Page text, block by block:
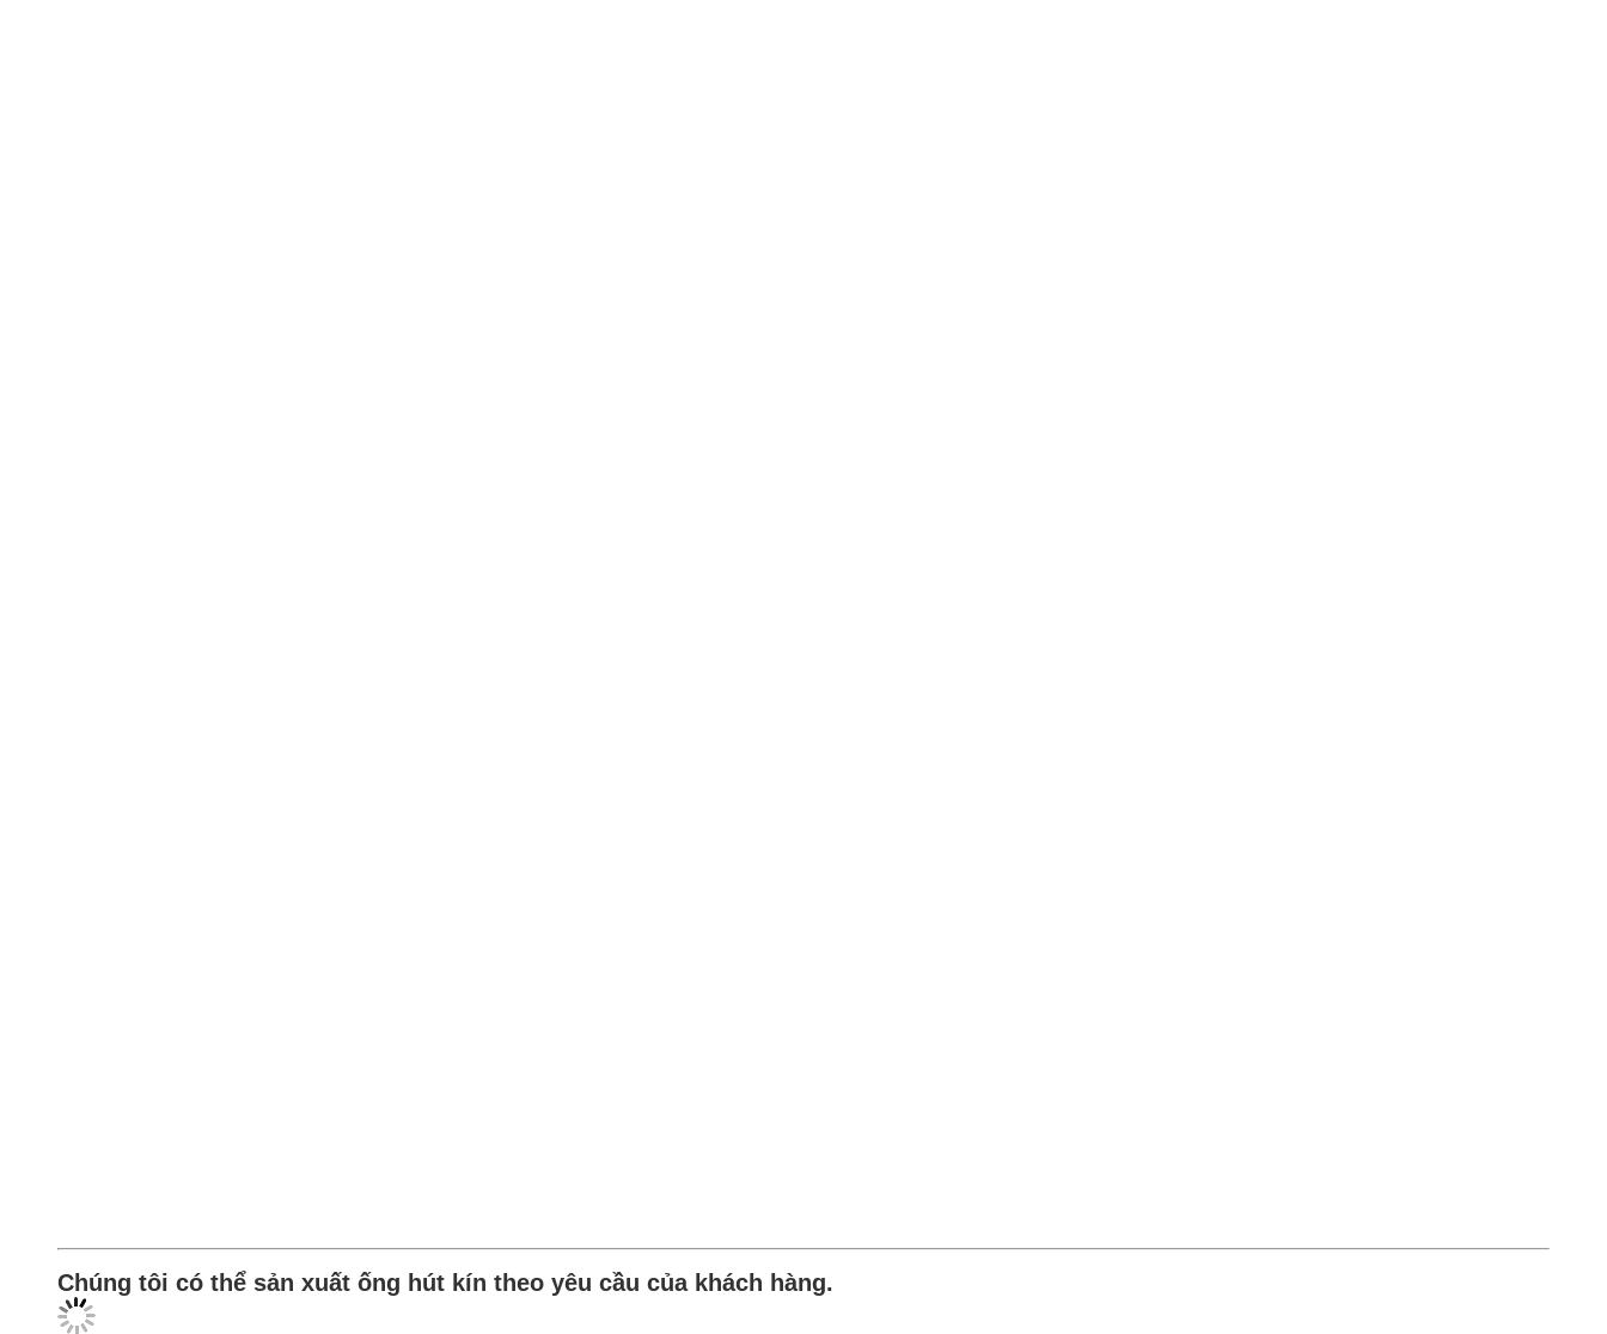
Chúng tôi có thể sản xuất ống hút kín theo yêu cầu của khách hàng.